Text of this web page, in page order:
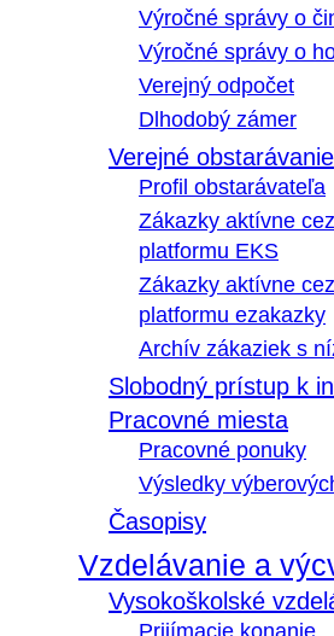
Výročné správy o
Výročné správy o
Verejný odpočet
Dlhodobý zámer
Verejné obstarávanie
Profil obstarávateľa
Zákazky aktívne
platformu EKS
Zákazky aktívne
platformu ezakazky
Archív zákaziek s
Slobodný prístup k
Pracovné miesta
Pracovné ponuky
Výsledky
Časopisy
Vzdelávanie a
Vysokoškolské